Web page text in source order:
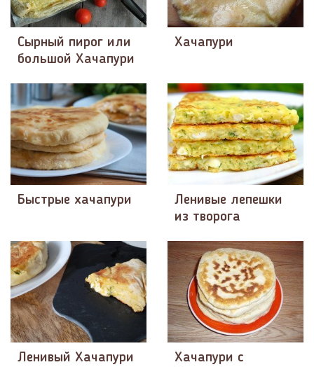
Сырный пирог или
большой Хачапури
Хачапури
Быстрые хачапури
Ленивые лепешки
из творога
Ленивый Хачапури
Хачапури с